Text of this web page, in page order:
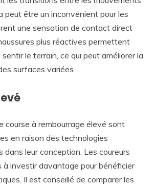
peut être un inconvénient pour les
une sensation de contact direct
plus réactives permettent
le terrain, ce qui peut améliorer la
surfaces variées.
course à rembourrage élevé sont
en raison des technologies
dans leur conception. Les coureurs
investir davantage pour bénéficier
Il est conseillé de comparer les